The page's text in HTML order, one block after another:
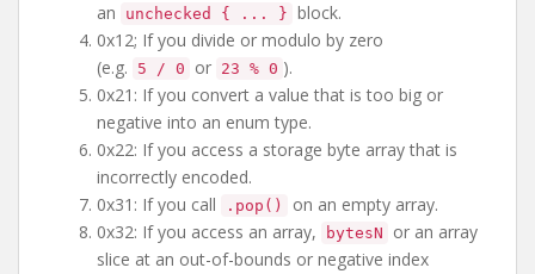
an
unchecked { ... } block.
0x12; If you divide or modulo by zero
(e.g.
5 / 0 or 23 % 0 ).
0x21: If you convert a value that is too big or
negative into an enum type.
0x22: If you access a storage byte array that is
incorrectly encoded.
0x31: If you call
.pop()
on an empty array.
0x32: If you access an array,
bytesN
or an array
slice at an out-of-bounds or negative index